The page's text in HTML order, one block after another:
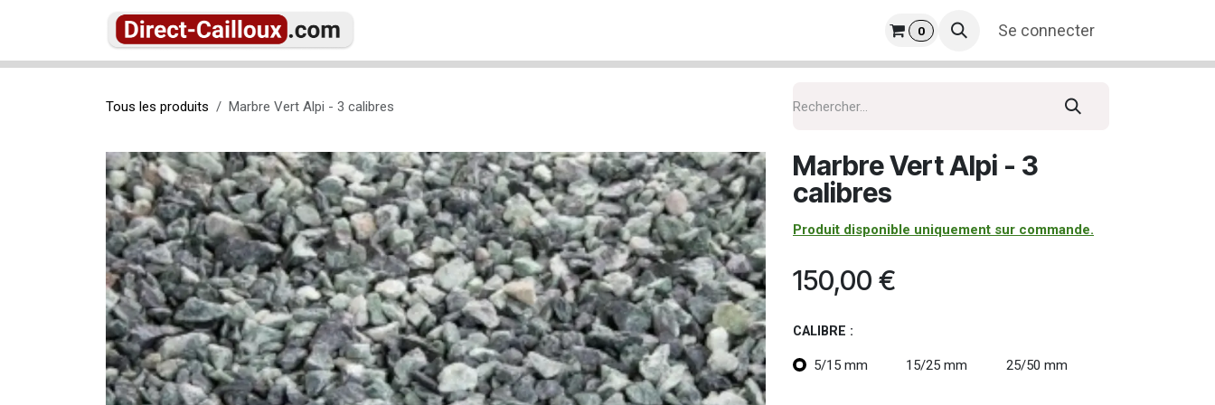
Se rendre au contenu
0 Se connecter
Tous les produits Marbre Vert Alpi - 3 calibres
Marbre Vert Alpi - 3
calibres
Produit disponible uniquement sur commande.
150,00 €
CALIBRE :
5/15 mm 15/25 mm 25/50 mm